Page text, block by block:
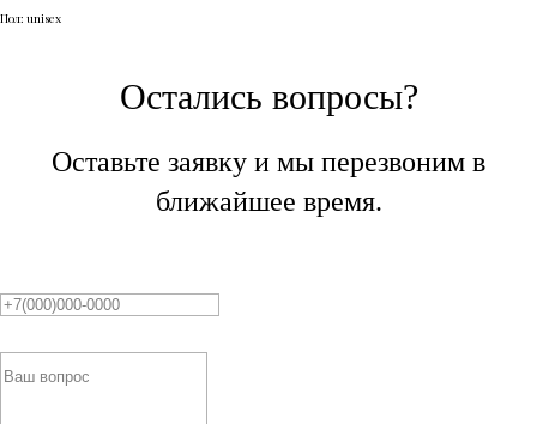
Пол: unisex
Остались вопросы?
Оставьте заявку и мы перезвоним в
ближайшее время.